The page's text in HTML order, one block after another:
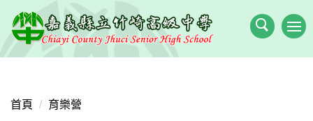
到
主
要
區
首頁 育樂營